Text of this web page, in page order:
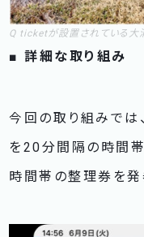
Q ticketが設置されている大
■ 詳細な取り組み
今回の取り組みでは
を20分間隔の時間
時間帯の整理券を発